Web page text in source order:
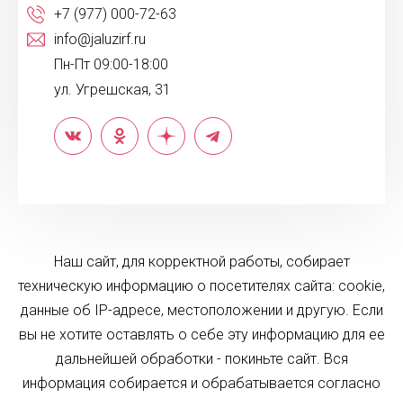
+7 (977) 000-72-63
info@jaluzirf.ru
Пн-Пт 09:00-18:00
ул. Угрешская, 31
Наш сайт, для корректной работы, собирает
техническую информацию о посетителях сайта: cookie,
данные об IP-адресе, местоположении и другую. Если
вы не хотите оставлять о себе эту информацию для ее
дальнейшей обработки - покиньте сайт. Вся
информация собирается и обрабатывается согласно